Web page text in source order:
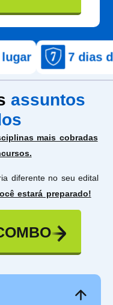
7 dias de
assuntos
mais cobradas
diferente no seu edital
estará preparado!